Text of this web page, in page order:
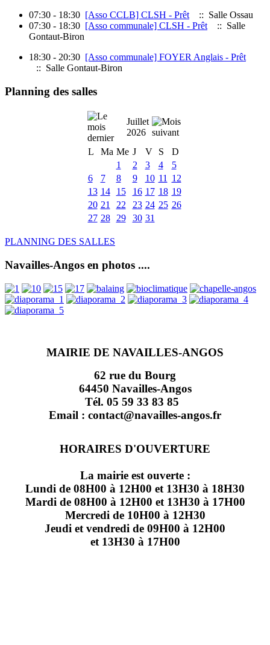
07:30 - 18:30 [Asso CCLB] CLSH - Prêt
:: Salle Ossau
07:30 - 18:30 [Asso communale] CLSH - Prêt
:: Salle
Gontaut-Biron
18:30 - 20:30 [Asso communale] FOYER Anglais - Prêt
:: Salle Gontaut-Biron
Planning des salles
Juillet
2026
L
Ma Me J V S
D
1
2 3 4
5
6
7 8 9 10 11
12
13 14 15 16 17 18 19
20 21 22 23 24 25 26
27 28 29 30 31
PLANNING DES SALLES
Navailles-Angos en photos ....
MAIRIE DE NAVAILLES-ANGOS
62 rue du Bourg
64450 Navailles-Angos
Tél. 05 59 33 83 85
Email : contact@navailles-angos.fr
HORAIRES D'OUVERTURE
La mairie est ouverte :
Lundi de 08H00 à 12H00 et 13H30 à 18H30
Mardi de 08H00 à 12H00 et 13H30 à 17H00
Mercredi de 10H00 à 12H30
Jeudi et vendredi de 09H00 à 12H00
et 13H30 à 17H00